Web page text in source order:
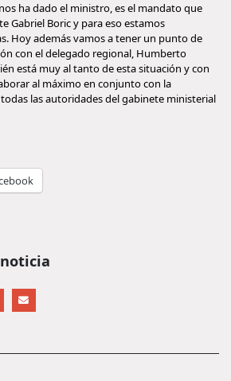
ha dado el ministro, es el mandato que
Gabriel Boric y para eso estamos
Hoy además vamos a tener un punto de
con el delegado regional, Humberto
está muy al tanto de esta situación y con
al máximo en conjunto con la
las autoridades del gabinete ministerial